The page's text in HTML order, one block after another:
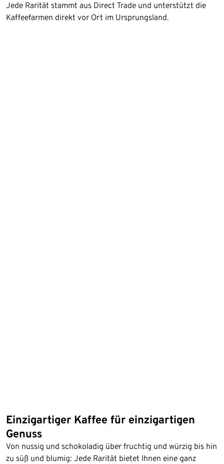
Jede Rarität stammt aus Direct Trade und unterstützt die
Kaffeefarmen direkt vor Ort im Ursprungsland.
Einzigartiger Kaffee für einzigartigen
Genuss
Von nussig und schokoladig über fruchtig und würzig bis hin
zu süß und blumig: Jede Rarität bietet Ihnen eine ganz